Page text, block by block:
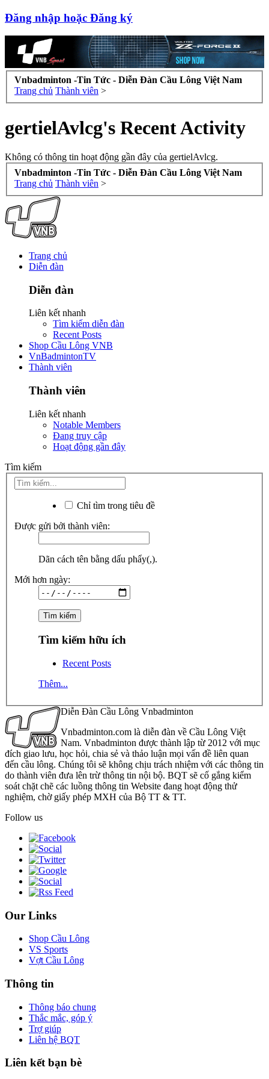
Đăng nhập hoặc Đăng ký
Vnbadminton -Tin Tức - Diễn Đàn Cầu Lông Việt Nam
Trang chủ Thành viên >
gertielAvlcg's Recent Activity
Không có thông tin hoạt động gần đây của gertielAvlcg.
Vnbadminton -Tin Tức - Diễn Đàn Cầu Lông Việt Nam
Trang chủ Thành viên >
Trang chủ
Diễn đàn
Diễn đàn
Liên kết nhanh
Tìm kiếm diễn đàn
Recent Posts
Shop Cầu Lông VNB
VnBadmintonTV
Thành viên
Thành viên
Liên kết nhanh
Notable Members
Đang truy cập
Hoạt động gần đây
Tìm kiếm
Chỉ tìm trong tiêu đề
Được gửi bởi thành viên:
Dãn cách tên bằng dấu phẩy(,).
Mới hơn ngày:
Tìm kiếm hữu ích
Recent Posts
Thêm...
Diễn Đàn Cầu Lông Vnbadminton
Vnbadminton.com là diễn đàn về Cầu Lông Việt
Nam. Vnbadminton được thành lập từ 2012 với mục
đích giao lưu, học hỏi, chia sẻ và thảo luận mọi vấn đề liên quan
đến cầu lông. Chúng tôi sẽ không chịu trách nhiệm với các thông tin
do thành viên đưa lên trừ thông tin nội bộ. BQT sẽ cố gắng kiểm
soát chặt chẽ các luồng thông tin Website đang hoạt động thử
nghiệm, chờ giấy phép MXH của Bộ TT & TT.
Follow us
Our Links
Shop Cầu Lông
VS Sports
Vợt Cầu Lông
Thông tin
Thông báo chung
Thắc mắc, góp ý
Trợ giúp
Liên hệ BQT
Liên kết bạn bè